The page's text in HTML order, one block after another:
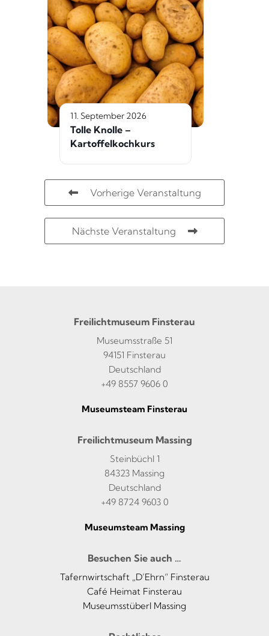
11. September 2026
Tolle Knolle –
Kartoffelkochkurs
Vorherige Veranstaltung
Nächste Veranstaltung
Freilichtmuseum Finsterau
Museumsstraße 51
94151 Finsterau
Deutschland
+49 8557 9606 0
Museumsteam Finsterau
Freilichtmuseum Massing
Steinbüchl 1
84323 Massing
Deutschland
+49 8724 9603 0
Museumsteam Massing
Besuchen Sie auch …
Tafernwirtschaft „D’Ehrn“ Finsterau
Café Heimat Finsterau
Museumsstüberl Massing